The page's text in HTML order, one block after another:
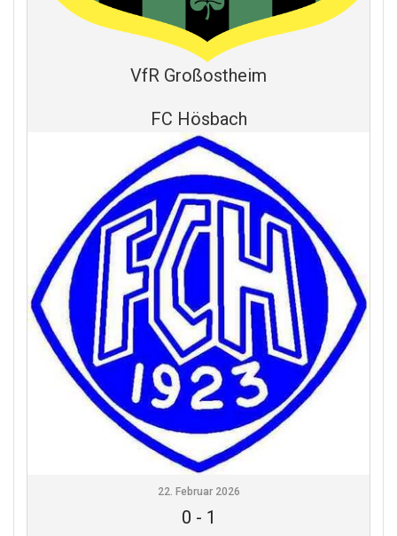
VfR Großostheim
FC Hösbach
22. Februar 2026
0 - 1